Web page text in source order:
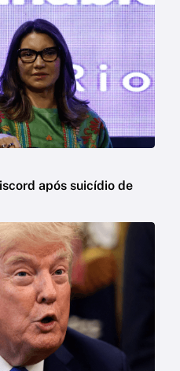
após suicídio de